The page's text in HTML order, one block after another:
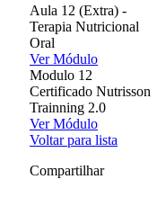
Aula 12 (Extra) -
Terapia Nutricional
Oral
Ver Módulo
Modulo 12
Certificado Nutrisson
Trainning 2.0
Ver Módulo
Voltar para lista
Compartilhar